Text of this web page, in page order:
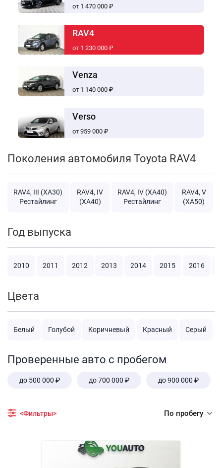
от 1 470 000 ₽
RAV4
от 1 230 000 ₽
Venza
от 1 140 000 ₽
Verso
от 959 000 ₽
Поколения автомобиля Toyota RAV4
RAV4, III (XA30)
Рестайлинг
RAV4, IV
(XA40)
RAV4, IV (XA40)
Рестайлинг
RAV4, V
(XA50)
Год выпуска
2010 2011 2012 2013 2014 2015 2016
Цвета
Белый Голубой Коричневый Красный Серый
Проверенные авто с пробегом
до 500 000 ₽ до 700 000 ₽ до 900 000 ₽
<Фильтры> По пробегу